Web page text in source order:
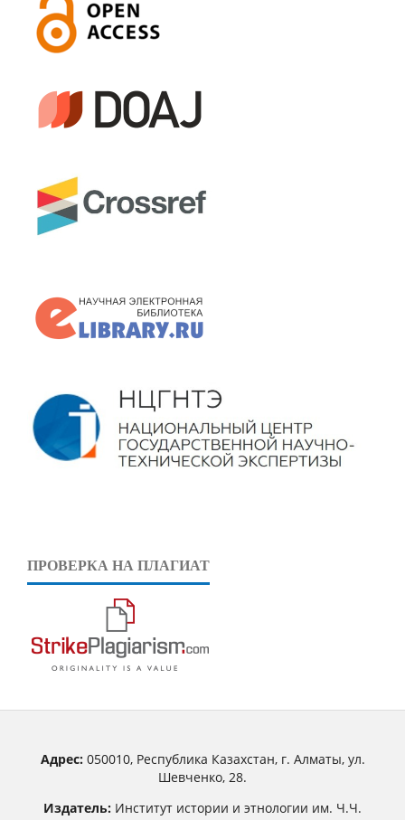
ПРОВЕРКА НА ПЛАГИАТ
Адрес:050010, Республика Казахстан, г. Алматы, ул.
Шевченко, 28.
Издатель: Институт истории и этнологии им. Ч.Ч.